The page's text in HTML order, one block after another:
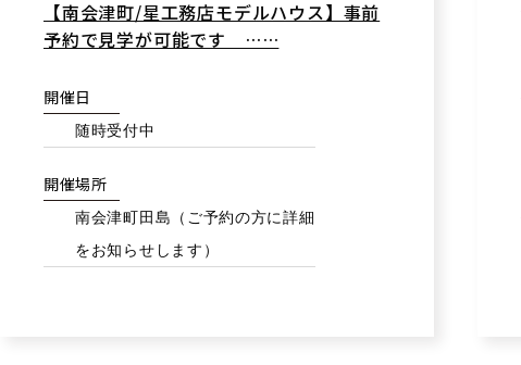
【南会津町/星工務店モデルハウス】事前
予約で見学が可能です ……
開催日
随時受付中
開催場所
南会津町田島（ご予約の方に詳細
をお知らせします）